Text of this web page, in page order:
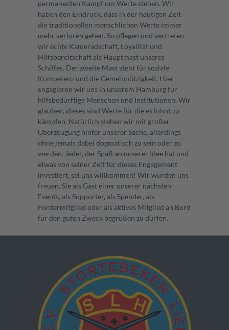
permanenten Kampf um Werte stehen. Wir
haben den Eindruck, dass in der heutigen Zeit
die traditionellen menschlichen Werte immer
mehr verloren gehen. So pflegen und vertreten
wir echte Kameradschaft, Loyalität und
Hilfsbereitschaft als Hauptmast unseres
Schiffes. Der zweite Mast steht für soziale
Kompetenz und die Gemeinnützigkeit. Hier
engagieren wir uns in unserem Hamburg für
hilfsbedürftige Menschen und Institutionen. Wir
glauben, dieses sind Werte für die es lohnt zu
kämpfen. Natürlich stehen wir mit großer
Überzeugung hinter unserer Sache, allerdings
ohne jemals dabei dogmatisch zu sein oder zu
werden. Jeder, der Spaß an unserer Idee hat und
etwas von seiner Zeit für dieses Engagement
investiert, sei uns willkommen! Wir würden uns
freuen, Sie als Gast einer unserer nächsten
Events, als Supporter, als Spender, als
Fördermitglied oder als aktives Mitglied an Bord
für den guten Zweck begrüßen zu dürfen.